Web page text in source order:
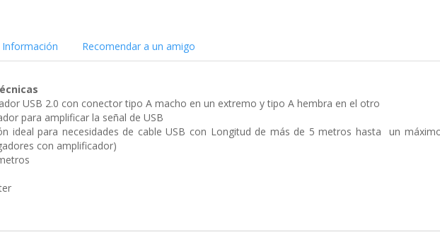
Información Recomendar a un amigo
USB 2.0 con conector tipo A macho en un extremo y tipo A hembra en el otro
para amplificar la señal de USB
ideal para necesidades de cable USB con Longitud de más de 5 metros hasta un
con amplificador)